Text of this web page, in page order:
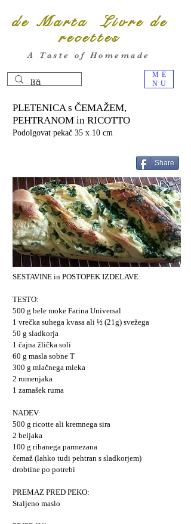
ME
NU
de Marta Livre de
recettes
A Taste of Homemade
PLETENICA s ČEMAŽEM,
PEHTRANOM in RICOTTO
Podolgovat pekač 35 x 10 cm
Share
SESTAVINE in POSTOPEK IZDELAVE:
TESTO:
500 g bele moke Farina Universal
1 vrečka suhega kvasa ali ½ (21g) svežega
50 g sladkorja
1 čajna žlička soli
60 g masla sobne T
300 g mlačnega mleka
2 rumenjaka
1 zamašek ruma
NADEV:
500 g ricotte ali kremnega sira
2 beljaka
100 g ribanega parmezana
čemaž (lahko tudi pehtran s sladkorjem)
drobtine po potrebi
PREMAZ PRED PEKO:
Staljeno maslo